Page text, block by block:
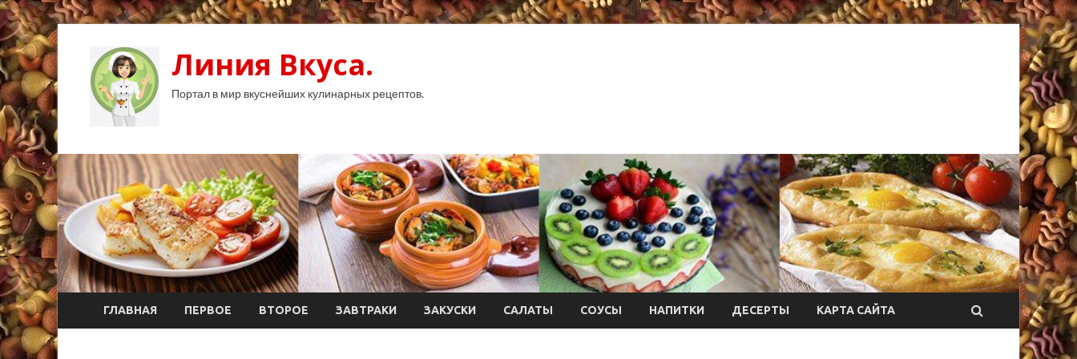
Линия Вкуса.
Портал в мир вкуснейших кулинарных рецептов.
ГЛАВНАЯ ПЕРВОЕ ВТОРОЕ ЗАВТРАКИ ЗАКУСКИ САЛАТЫ СОУСЫ НАПИТКИ ДЕСЕРТЫ КАРТА САЙТА